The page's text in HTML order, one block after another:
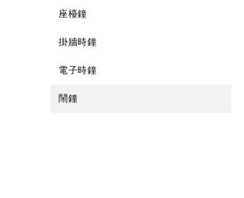
座檯鐘
掛牆時鐘
電子時鐘
鬧鐘